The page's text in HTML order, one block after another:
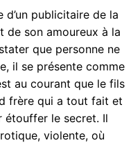
d’un publicitaire de la
de son amoureux à la
que personne ne
il se présente comme
au courant que le fils
frère qui a tout fait et
le secret. Il
violente, où